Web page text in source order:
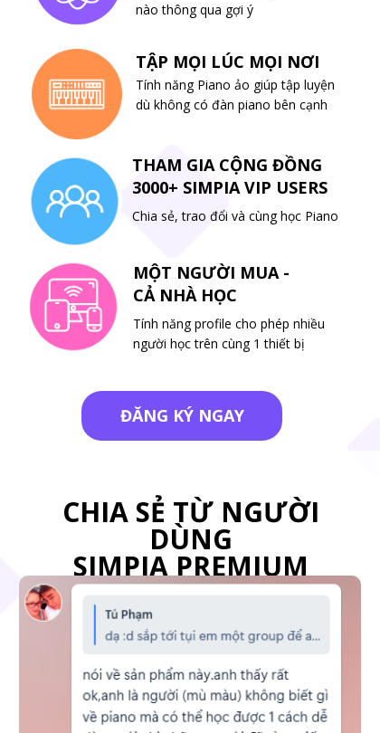
Chia sẻ, trao đổi và cùng học Piano
THAM GIA CỘNG ĐỒNG
3000+ SIMPIA VIP USERS
Tính năng profile cho phép nhiều
người học trên cùng 1 thiết bị
MỘT NGƯỜI MUA -
CẢ NHÀ HỌC
nào thông qua gợi ý
Tính năng Piano ảo giúp tập luyện
dù không có đàn piano bên cạnh
TẬP MỌI LÚC MỌI NƠI
ĐĂNG KÝ NGAY
CHIA SẺ TỪ NGƯỜI
DÙNG
SIMPIA PREMIUM